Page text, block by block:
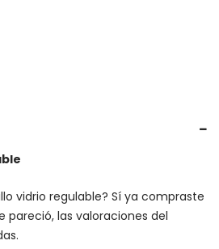
vidrio regulable? Sí ya compraste
las valoraciones del